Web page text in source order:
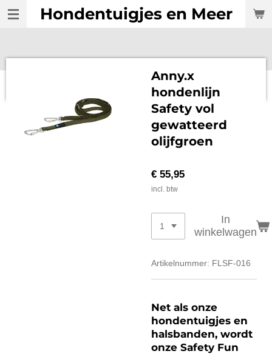
Ga
direct
Hondentuigjes en Meer
Anny.x
hondenlijn
Safety vol
gewatteerd
olijfgroen
€ 55,95
incl. btw
In
winkelwagen
Artikelnummer: FLSF-016
Net als onze
hondentuigjes en
halsbanden, wordt
onze Safety Fun